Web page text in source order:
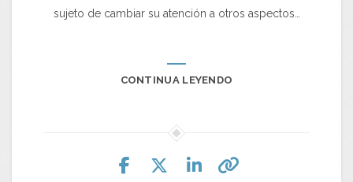
sujeto de cambiar su atención a otros aspectos…
CONTINUA LEYENDO